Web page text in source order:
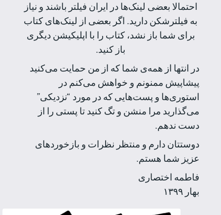
احتمالا بعضی لینک‌ها در ایران فیلتر باشند و نیاز
به فیلترشکن دارید. اگر بعضی از لینک‌های کتاب
برای شما باز نشد، کتاب را با اپلیکیشن دیگری
باز کنید.
در انتها از همه‌ی شما که از من حمایت می‌کنید
پیشاپیش ممنونم و خواهش می‌کنم در
استوری‌ها و پست‌هایی که در مورد “نزدیکی”
می‌گذارید مرا منشن و تگ کنید تا پستی را از
دست ندهم.
دوستتان دارم و منتظر نظرات و بازخوردهای
عزیز شما هستم.
فاطمه اختصاری
بهار ۱۳۹۹